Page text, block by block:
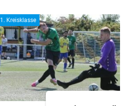
1. Kreisklasse